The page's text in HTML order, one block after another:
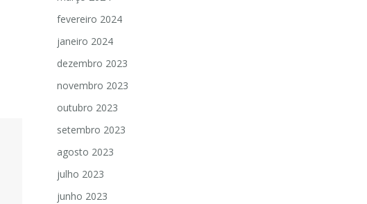
fevereiro 2024
janeiro 2024
dezembro 2023
novembro 2023
outubro 2023
setembro 2023
agosto 2023
julho 2023
junho 2023